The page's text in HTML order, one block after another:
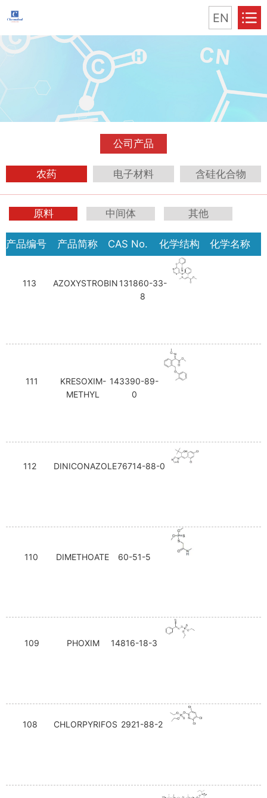
EN
公司产品
农药 电子材料 含硅化合物
原料 中间体 其他
产品编号 产品简称 CAS No. 化学结构 化学名称
113 AZOXYSTROBIN 131860-33-
8
111
KRESOXIM-
METHYL
143390-89-
0
112 DINICONAZOLE76714-88-0
110 DIMETHOATE 60-51-5
109 PHOXIM 14816-18-3
108 CHLORPYRIFOS 2921-88-2